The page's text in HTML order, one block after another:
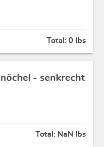
Total: 0 lbs
- senkrecht
Total: NaN lbs